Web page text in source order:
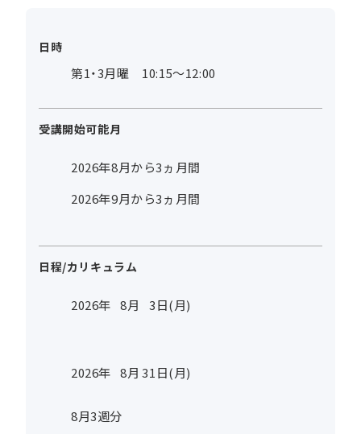
日時
第1・3月曜 10:15～12:00
受講開始可能月
2026年8月から3ヵ月間
2026年9月から3ヵ月間
日程/カリキュラム
2026年 8月 3日(月)
2026年 8月 31日(月)
8月3週分